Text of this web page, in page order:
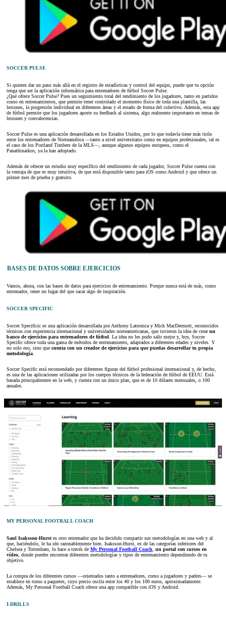
SOCCER PULSE
Si quieres dar un paso más allá en el registro de estadísticas y control del equipo, puede que tu opción
tenga que ser la aplicación informática para entrenadores de fútbol Soccer Pulse.
¿Qué ofrece Soccer Pulse? Pues un seguimiento total del rendimiento de los jugadores, tanto en partidos
como en entrenamientos, que permite tener controlado el momento físico de toda una plantilla, las
lesiones, la progresión individual en diferentes áreas y el estado de forma del colectivo. Además, esta app
de fútbol permite que los jugadores aporte su feedback al sistema, algo realmente importante en temas de
lesiones y convalecencias.
Soccer Pulse es una aplicación desarrollada en los Estados Unidos, por lo que todavía tiene más tirón
entre los entrenadores de Norteamérica —tanto a nivel universitario como en equipos profesionales, tal es
el caso de los Portland Timbers de la MLS—, aunque algunos equipos europeos, como el
Panathinaikos, ya la han adoptado.
Además de ofrecer un estudio muy específico del rendimiento de cada jugador, Soccer Pulse cuenta con
la ventaja de que es muy intuitiva, de que está disponible tanto para iOS como Android y que ofrece un
primer mes de prueba y gratuito.
BASES DE DATOS SOBRE EJERCICIOS
Vamos, ahora, con las bases de datos para ejercicios de entrenamiento. Porque nunca está de más, como
entrenador, tener un lugar del que sacar algo de inspiración.
SOCCER SPECIFIC
Soccer Specificic es una aplicación desarrollada por Anthony Latronica y Mick MacDermott, reconocidos
técnicos con experiencia internacional y universidades norteamericanas, que tuvieron la idea de crearun
banco de ejercicios para entrenadores de fútbol. La idea no les pudo salir mejor y, hoy, Soccer
Specific ofrece toda una gama de métodos de entrenamiento, adaptados a diferentes edades y niveles. Y
no solo eso, sino que cuenta con un creador de ejercicios para que puedas desarrollar tu propia
metodología.
Soccer Specific está recomendado por diferentes figuras del fútbol profesional internacional y, de hecho,
es una de las aplicaciones utilizadas por los cuerpos técnicos de la federación de fútbol de EEUU. Está
basada principalmente en la web, y cuenta con un único plan, que es de 10 dólares mensuales, o 100
anuales.
MY PERSONAL FOOTBALL COACH
Saul Isaksson-Hurst es otro entrenador que ha decidido compartir sus metodologías en una web y al
que, haciéndolo, le ha ido razonablemente bien. Isaksson-Hurst, ex de las categorías inferiores del
Chelsea y Tottenham, lo hace a través de My Personal Football Coach
un portal con cursos en
vídeo , donde puedes encontrar diferentes metodologías y tipos de entrenamiento dependiendo de tu
objetivo.
La compra de los diferentes cursos —orientados tanto a entrenadores, como a jugadores y padres— se
establece en torno a paquetes, cuyo precio oscila entre los 40 y los 100 euros, aproximadamente.
Además, My Personal Football Coach ofrece una app compatible con iOS y Android.
I-DRILLS